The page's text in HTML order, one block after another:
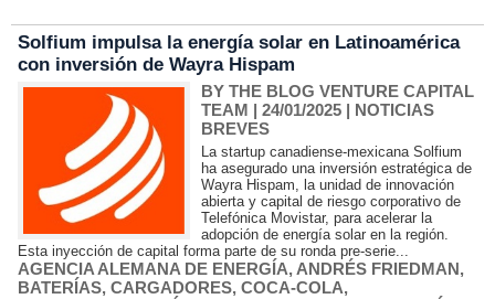
Solfium impulsa la energía solar en Latinoamérica
con inversión de Wayra Hispam
BY THE BLOG VENTURE CAPITAL
TEAM | 24/01/2025 | NOTICIAS
BREVES
La startup canadiense-mexicana Solfium
ha asegurado una inversión estratégica de
Wayra Hispam, la unidad de innovación
abierta y capital de riesgo corporativo de
Telefónica Movistar, para acelerar la
adopción de energía solar en la región.
Esta inyección de capital forma parte de su ronda pre-serie...
AGENCIA ALEMANA DE ENERGÍA, ANDRÉS FRIEDMAN,
BATERÍAS, CARGADORES, COCA-COLA,